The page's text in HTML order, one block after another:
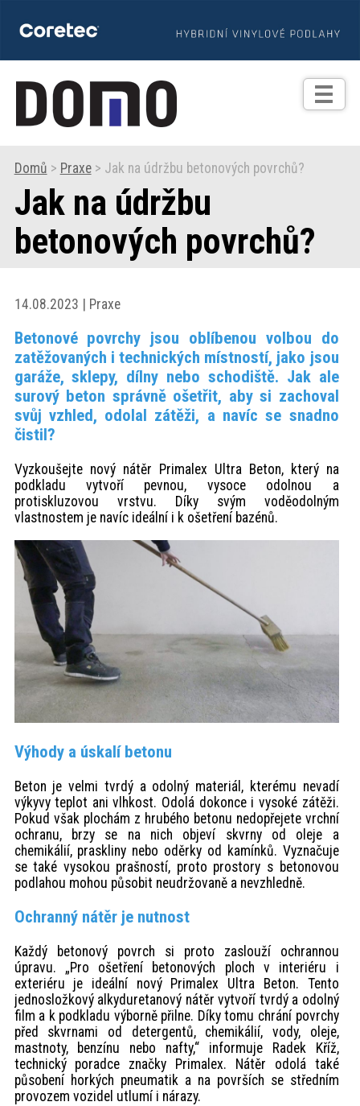
TIPY
Zprávy
Praxe
Fotogalerie
Produkty
Prodejní
akce
ProfiMag
Kontakt
Domů > Praxe> Jak na údržbu betonových povrchů?
Jak na údržbu
betonových povrchů?
14.08.2023 | Praxe
Betonové povrchy jsou oblíbenou volbou do
zatěžovaných i technických místností, jako jsou
garáže, sklepy, dílny nebo schodiště. Jak ale
surový beton správně ošetřit, aby si zachoval
svůj vzhled, odolal zátěži, a navíc se snadno
čistil?
Vyzkoušejte nový nátěr Primalex Ultra Beton, který na
podkladu vytvoří pevnou, vysoce odolnou a
protiskluzovou vrstvu. Díky svým voděodolným
vlastnostem je navíc ideální i k ošetření bazénů.
Výhody a úskalí betonu
Beton je velmi tvrdý a odolný materiál, kterému nevadí
výkyvy teplot ani vlhkost. Odolá dokonce i vysoké zátěži.
Pokud však plochám z hrubého betonu nedopřejete vrchní
ochranu, brzy se na nich objeví skvrny od oleje a
chemikálií, praskliny nebo oděrky od kamínků. Vyznačuje
se také vysokou prašností, proto prostory s betonovou
podlahou mohou působit neudržovaně a nevzhledně.
Ochranný nátěr je nutnost
Každý betonový povrch si proto zaslouží ochrannou
úpravu. „Pro ošetření betonových ploch v interiéru i
exteriéru je ideální nový Primalex Ultra Beton. Tento
jednosložkový alkyduretanový nátěr vytvoří tvrdý a odolný
film a k podkladu výborně přilne. Díky tomu chrání povrchy
před skvrnami od detergentů, chemikálií, vody, oleje,
mastnoty, benzínu nebo nafty,“ informuje Radek Kříž,
technický poradce značky Primalex. Nátěr odolá také
působení horkých pneumatik a na površích se středním
provozem vozidel utlumí i nárazy.